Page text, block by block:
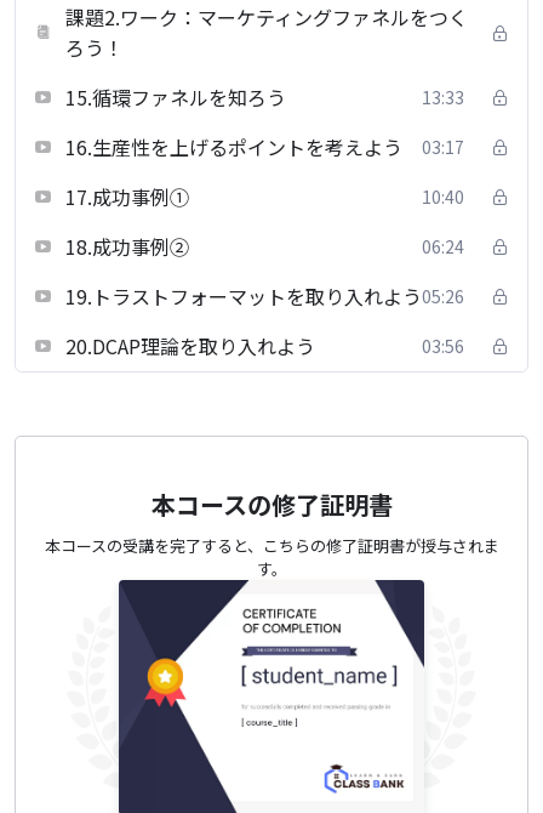
課題2.ワーク：マーケティングファネルをつく
ろう！
15.循環ファネルを知ろう
13:33
16.生産性を上げるポイントを考えよう 03:17
17.成功事例① 10:40
18.成功事例② 06:24
19.トラストフォーマットを取り入れよう05:26
20.DCAP理論を取り入れよう 03:56
本コースの修了証明書
本コースの受講を完了すると、こちらの修了証明書が授与されま
す。